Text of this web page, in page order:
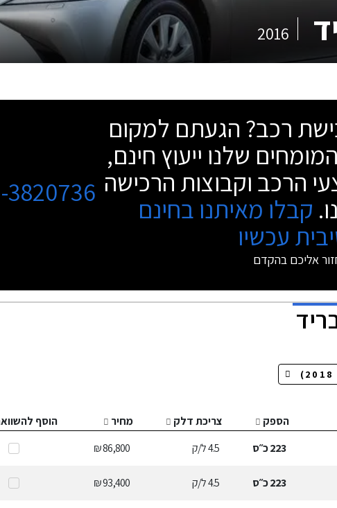
2016
רכב? הגעתם למקום
שלנו ייעוץ חינם,
הרכב וקבוצות הרכישה
קבלו מאיתנו בחינם
עכשיו
אליכם בהקדם
3820736
הספק צריכת דלק מחיר
הוסף
223כ״ס 4.5ל/ק 86,800 ₪
223כ״ס 4.5ל/ק 93,400 ₪